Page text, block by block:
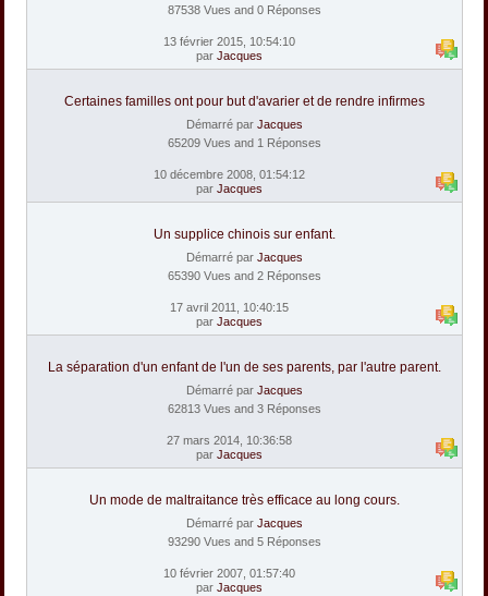
87538 Vues and 0 Réponses
13 février 2015, 10:54:10
par Jacques
Certaines familles ont pour but d'avarier et de rendre infirmes
Démarré par Jacques
65209 Vues and 1 Réponses
10 décembre 2008, 01:54:12
par Jacques
Un supplice chinois sur enfant.
Démarré par Jacques
65390 Vues and 2 Réponses
17 avril 2011, 10:40:15
par Jacques
La séparation d'un enfant de l'un de ses parents, par l'autre parent.
Démarré par Jacques
62813 Vues and 3 Réponses
27 mars 2014, 10:36:58
par Jacques
Un mode de maltraitance très efficace au long cours.
Démarré par Jacques
93290 Vues and 5 Réponses
10 février 2007, 01:57:40
par Jacques